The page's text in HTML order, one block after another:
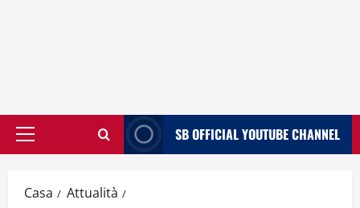
Menù
SB OFFICIAL YOUTUBE CHANNEL
Casa
Attualità